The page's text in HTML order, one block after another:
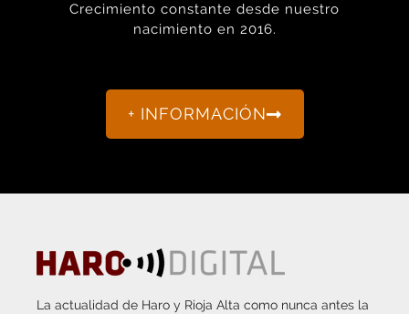
Crecimiento constante desde nuestro
nacimiento en 2016.
+ INFORMACIÓN
La actualidad de Haro y Rioja Alta como nunca antes la